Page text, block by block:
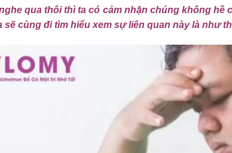
qua thôi thì ta có cảm nhận chúng không hề
cùng đi tìm hiểu xem sự liên quan này là như